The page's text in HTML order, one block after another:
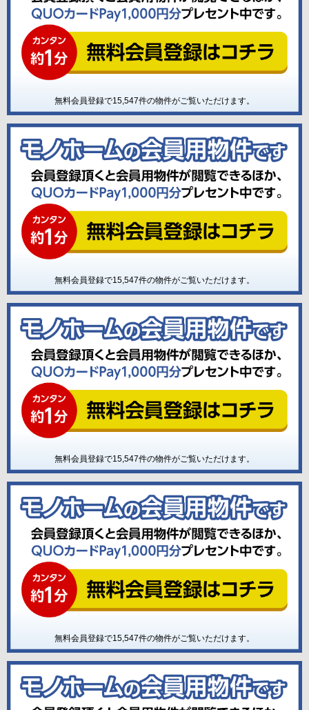
無料会員登録で15,547件の物件がご覧いただけます。
無料会員登録で15,547件の物件がご覧いただけます。
無料会員登録で15,547件の物件がご覧いただけます。
無料会員登録で15,547件の物件がご覧いただけます。